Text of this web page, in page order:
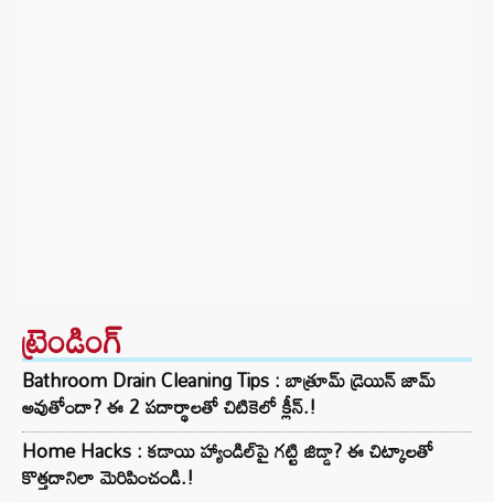
ట్రెండింగ్‌
Bathroom Drain Cleaning Tips : బాత్రూమ్ డ్రెయిన్ జామ్
అవుతోందా? ఈ 2 పదార్థాలతో చిటికెలో క్లీన్.!
Home Hacks : కడాయి హ్యాండిల్‌పై గట్టి జిడ్డా? ఈ చిట్కాలతో
కొత్తదానిలా మెరిపించండి.!